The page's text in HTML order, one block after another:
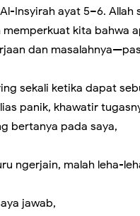
Insyirah ayat 5–6.
kita bahwa
dan
sekali ketika dapat
panik, khawatir
bertanya pada saya,
ngerjain, malah leha-
jawab,